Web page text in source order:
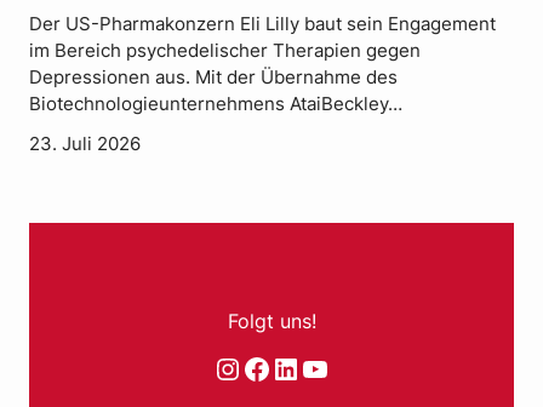
Der US-Pharmakonzern Eli Lilly baut sein Engagement
im Bereich psychedelischer Therapien gegen
Depressionen aus. Mit der Übernahme des
Biotechnologieunternehmens AtaiBeckley…
23. Juli 2026
Folgt uns!
Instagram Facebook LinkedIn YouTube